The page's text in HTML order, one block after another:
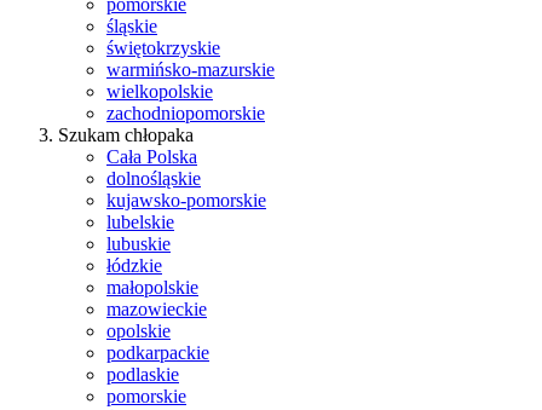
pomorskie
śląskie
świętokrzyskie
warmińsko-mazurskie
wielkopolskie
zachodniopomorskie
Szukam chłopaka
Cała Polska
dolnośląskie
kujawsko-pomorskie
lubelskie
lubuskie
łódzkie
małopolskie
mazowieckie
opolskie
podkarpackie
podlaskie
pomorskie